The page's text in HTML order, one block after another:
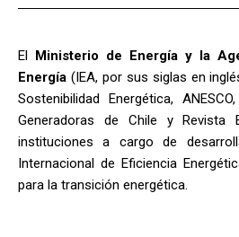
El
Ministerio de Energía y la
Energía (IEA, por sus siglas en
Sostenibilidad Energética,
Generadoras de Chile y Revista
instituciones a cargo de
Internacional de Eficiencia
para la transición energética.